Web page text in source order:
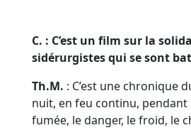
C. : C’est un film sur la
sidérurgistes qui se sont
Th.M. : C’est une chronique
nuit, en feu continu, pendant
fumée, le danger, le froid, le